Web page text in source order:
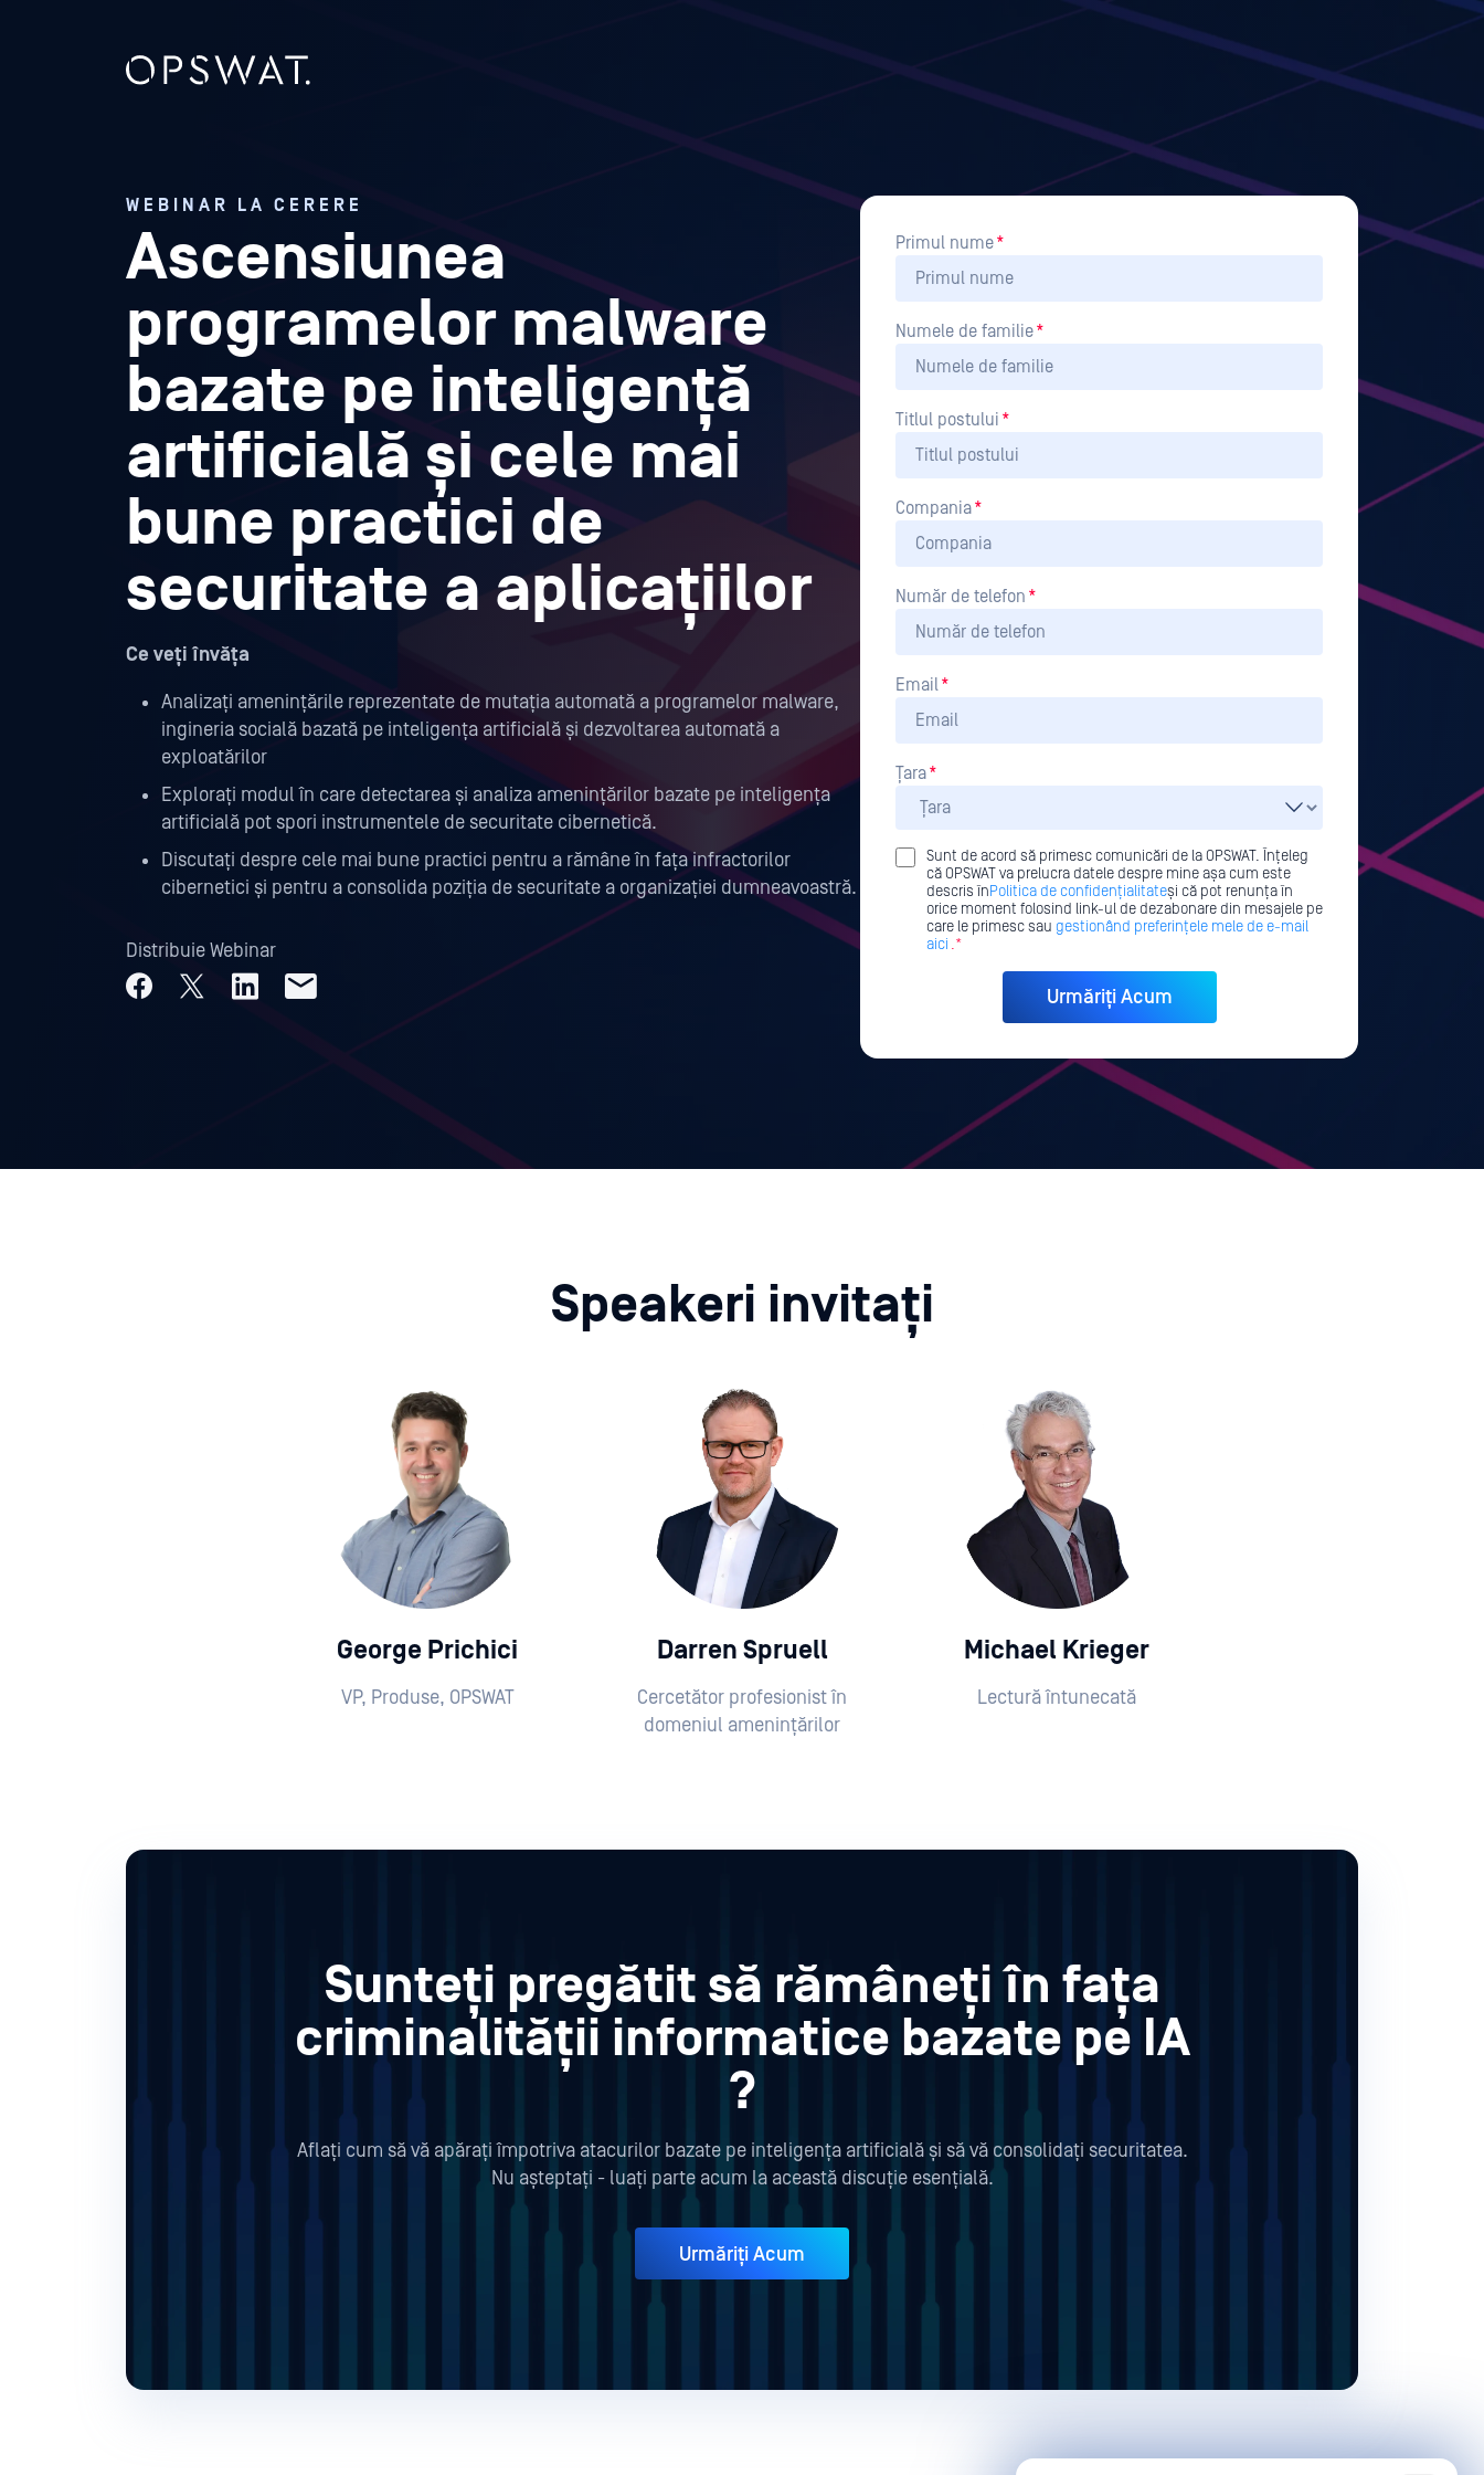
WEBINAR LA CERERE
Ascensiunea
programelor malware
bazate pe inteligență
artificială și cele mai
bune practici de
securitate a aplicațiilor
Ce veți învăța
Analizați amenințările reprezentate de mutația automată a programelor malware,
ingineria socială bazată pe inteligența artificială și dezvoltarea automată a
exploatărilor
Explorați modul în care detectarea și analiza amenințărilor bazate pe inteligența
artificială pot spori instrumentele de securitate cibernetică.
Discutați despre cele mai bune practici pentru a rămâne în fața infractorilor
cibernetici și pentru a consolida poziția de securitate a organizației dumneavoastră.
Distribuie Webinar
Primul nume*
Numele de familie*
Titlul postului *
Compania*
Număr de telefon *
Email *
Țara*
Sunt de acord să primesc comunicări de la OPSWAT. Înțeleg
că OPSWAT va prelucra datele despre mine așa cum este
descris înPolitica de confidențialitateși că pot renunța în
orice moment folosind link-ul de dezabonare din mesajele pe
care le primesc sau gestionând preferințele mele de e-mail
aici .*
Speakeri invitați
George Prichici
VP, Produse, OPSWAT
Darren Spruell
Cercetător profesionist în
domeniul amenințărilor
Michael Krieger
Lectură întunecată
Sunteți pregătit să rămâneți în fața
criminalității informatice bazate pe IA
?
Aflați cum să vă apărați împotriva atacurilor bazate pe inteligența artificială și să vă consolidați securitatea.
Nu așteptați - luați parte acum la această discuție esențială.
Urmăriți Acum